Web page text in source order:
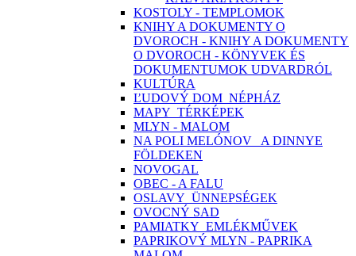
KOSTOLY - TEMPLOMOK
KNIHY A DOKUMENTY O
DVOROCH - KNIHY A DOKUMENTY
O DVOROCH - KÖNYVEK ÉS
DOKUMENTUMOK UDVARDRÓL
KULTÚRA
ĽUDOVÝ DOM_NÉPHÁZ
MAPY_TÉRKÉPEK
MLYN - MALOM
NA POLI MELÓNOV_ A DINNYE
FÖLDEKEN
NOVOGAL
OBEC - A FALU
OSLAVY_ÜNNEPSÉGEK
OVOCNÝ SAD
PAMIATKY_EMLÉKMŰVEK
PAPRIKOVÝ MLYN - PAPRIKA